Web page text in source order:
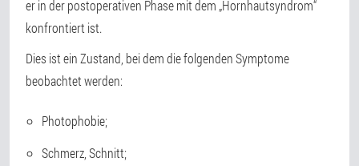
er in der postoperativen Phase mit dem „Hornhautsyndrom“
konfrontiert ist.
Dies ist ein Zustand, bei dem die folgenden Symptome
beobachtet werden:
Photophobie;
Schmerz, Schnitt;